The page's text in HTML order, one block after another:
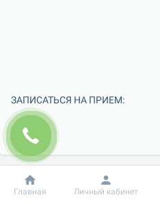
ЗАПИСАТЬСЯ НА ПРИЕМ:
Добробут
Главная Личный кабинет